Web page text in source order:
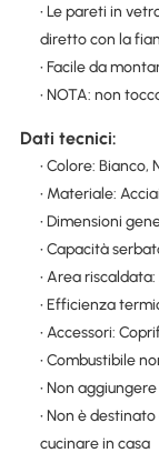
• Le pareti in
diretto con la
• Facile da
• NOTA: non
Dati tecnici:
• Colore: Bianco,
• Materiale:
• Dimensioni
• Capacità
• Area riscaldata:
• Efficienza
• Accessori:
• Combustibile
• Non
• Non è
cucinare in casa